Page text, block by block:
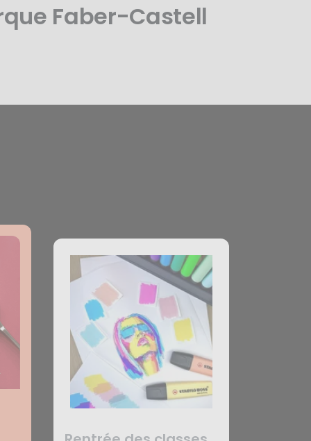
Faber-Castell